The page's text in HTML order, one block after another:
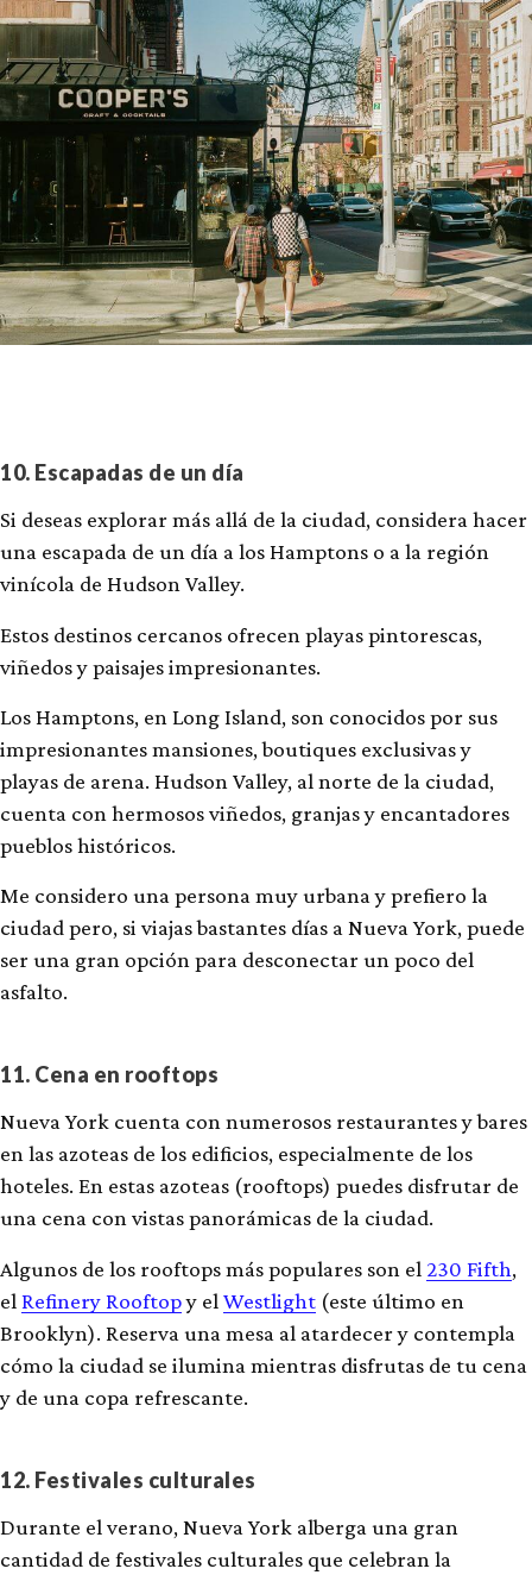
10. Escapadas de un día
Si deseas explorar más allá de la ciudad, considera hacer
una escapada de un día a los Hamptons o a la región
vinícola de Hudson Valley.
Estos destinos cercanos ofrecen playas pintorescas,
viñedos y paisajes impresionantes.
Los Hamptons, en Long Island, son conocidos por sus
impresionantes mansiones, boutiques exclusivas y
playas de arena. Hudson Valley, al norte de la ciudad,
cuenta con hermosos viñedos, granjas y encantadores
pueblos históricos.
Me considero una persona muy urbana y prefiero la
ciudad pero, si viajas bastantes días a Nueva York, puede
ser una gran opción para desconectar un poco del
asfalto.
11. Cena en rooftops
Nueva York cuenta con numerosos restaurantes y bares
en las azoteas de los edificios, especialmente de los
hoteles. En estas azoteas (rooftops) puedes disfrutar de
una cena con vistas panorámicas de la ciudad.
Algunos de los rooftops más populares son el 230 Fifth,
el Refinery Rooftopy el Westlight (este último en
Brooklyn). Reserva una mesa al atardecer y contempla
cómo la ciudad se ilumina mientras disfrutas de tu cena
y de una copa refrescante.
12. Festivales culturales
Durante el verano, Nueva York alberga una gran
cantidad de festivales culturales que celebran la